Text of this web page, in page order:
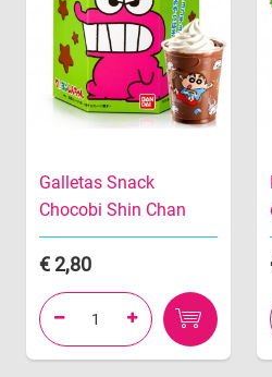
Galletas Snack
Chocobi Shin Chan
2,80
 